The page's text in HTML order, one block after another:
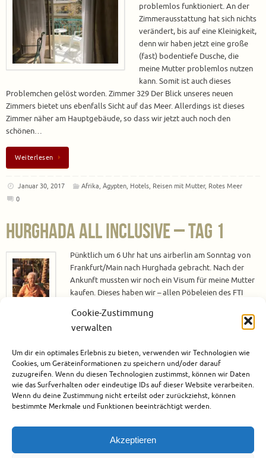
Cookie-Zustimmung
verwalten
Um dir ein optimales Erlebnis zu bieten, verwenden wir Technologien wie
Cookies, um Geräteinformationen zu speichern und/oder darauf
zuzugreifen. Wenn du diesen Technologien zustimmst, können wir Daten
wie das Surfverhalten oder eindeutige IDs auf dieser Website verarbeiten.
Wenn du deine Zustimmung nicht erteilst oder zurückziehst, können
bestimmte Merkmale und Funktionen beeinträchtigt werden.
Akzeptieren
problemlos funktioniert. An der
Zimmerausstattung hat sich nichts
verändert, bis auf eine Kleinigkeit,
denn wir haben jetzt eine große
(fast) bodentiefe Dusche, die
meine Mutter problemlos nutzen
kann. Somit ist auch dieses
Problemchen gelöst worden. Zimmer 329 Der Blick unseres neuen
Zimmers bietet uns ebenfalls Sicht auf das Meer. Allerdings ist dieses
Zimmer näher am Hauptgebäude, so dass wir jetzt auch noch den
schönen…
Weiterlesen
Januar 30, 2017 Afrika ,Ägypten Hotels Reisen mit Mutter, Rotes Meer
0
Hurghada All Inclusive – Tag 1
Pünktlich um 6 Uhr hat uns airberlin am Sonntag von
Frankfurt/Main nach Hurghada gebracht. Nach der
Ankunft mussten wir noch ein Visum für meine Mutter
kaufen. Dieses haben wir – allen Pöbeleien des FTI
Dollar statt am FTI Schalter für 30 Euro gekauft. Ich
muss schon sagen, was dieser Herr von FTI so alles von
Weiterlesen
Januar 29, 2017 Afrika, Ägypten,Hotels,Reisen mit Mutter,Rotes Meer
1